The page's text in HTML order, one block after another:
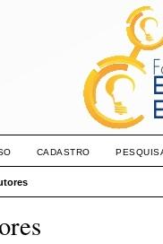
CADASTRO